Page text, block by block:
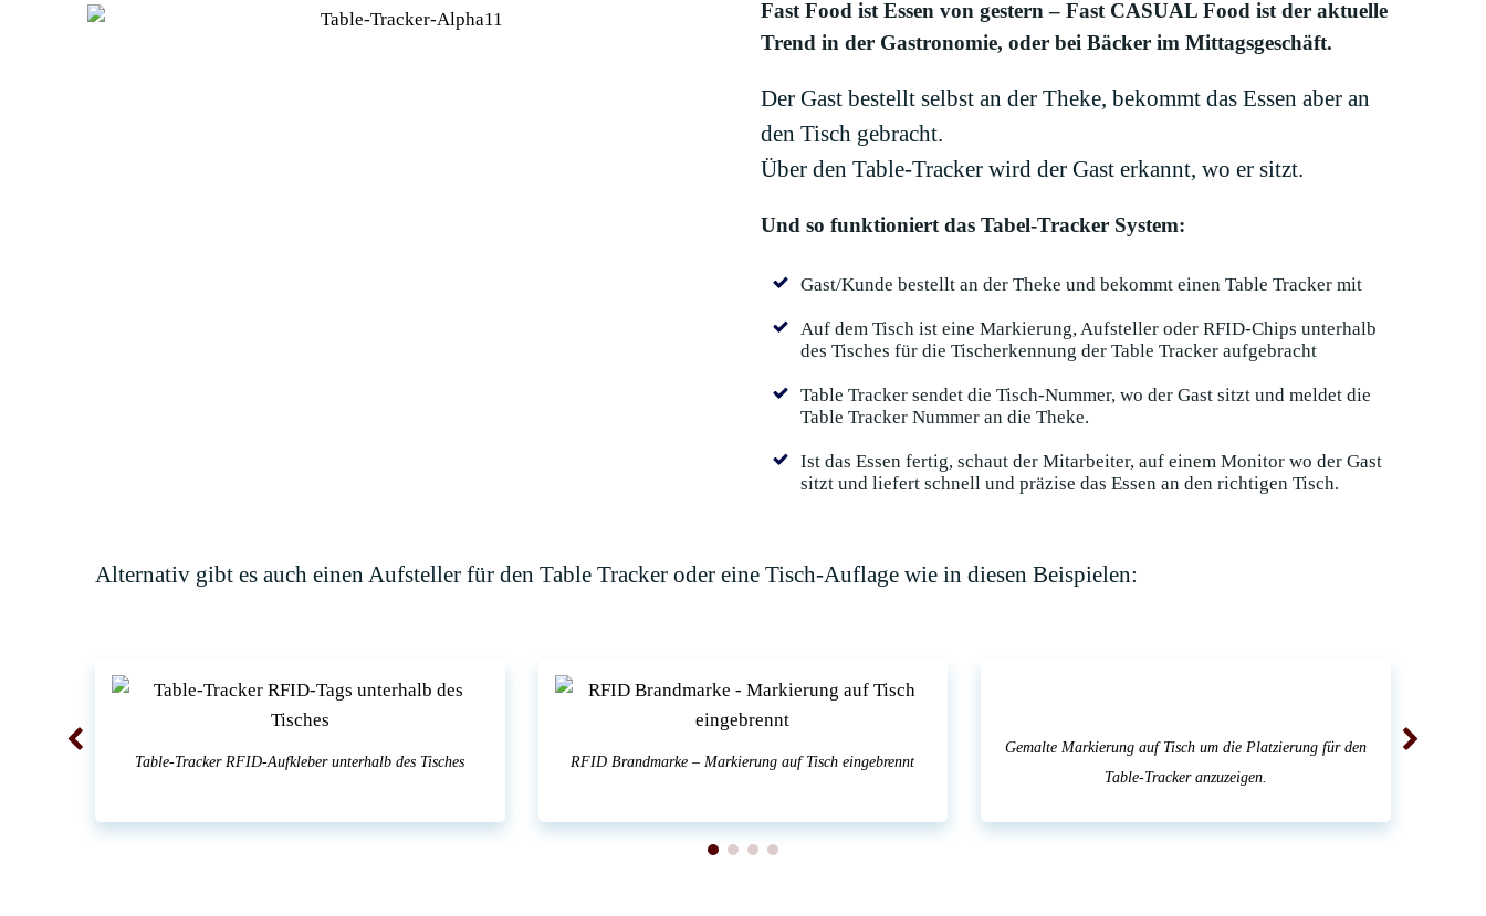
Fast Food ist Essen von gestern – Fast CASUAL Food ist der aktuelle
Trend in der Gastronomie, oder bei Bäcker im Mittagsgeschäft.
Der Gast bestellt selbst an der Theke, bekommt das Essen aber an
den Tisch gebracht.
Über den Table-Tracker wird der Gast erkannt, wo er sitzt.
Und so funktioniert das Tabel-Tracker System:
Gast/Kunde bestellt an der Theke und bekommt einen Table Tracker mit
Auf dem Tisch ist eine Markierung, Aufsteller oder RFID-Chips unterhalb
des Tisches für die Tischerkennung der Table Tracker aufgebracht
Table Tracker sendet die Tisch-Nummer, wo der Gast sitzt und meldet die
Table Tracker Nummer an die Theke.
Ist das Essen fertig, schaut der Mitarbeiter, auf einem Monitor wo der Gast
sitzt und liefert schnell und präzise das Essen an den richtigen Tisch.
Alternativ gibt es auch einen Aufsteller für den Table Tracker oder eine Tisch-Auflage wie in diesen Beispielen:
Table-Tracker RFID-Aufkleber unterhalb des Tisches RFID Brandmarke – Markierung auf Tisch eingebrennt
Gemalte Markierung auf Tisch um die Platzierung für den
Table-Tracker anzuzeigen.